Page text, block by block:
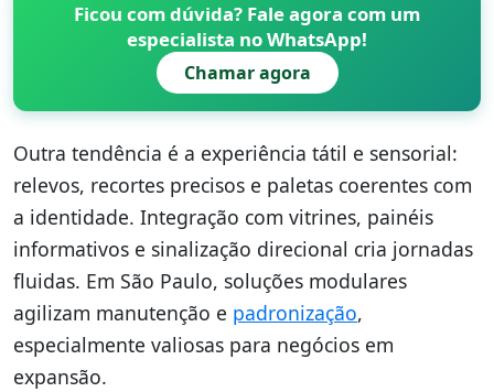
Ficou com dúvida? Fale agora com um
especialista no WhatsApp!
Chamar agora
Outra tendência é a experiência tátil e sensorial:
relevos, recortes precisos e paletas coerentes com
a identidade. Integração com vitrines, painéis
informativos e sinalização direcional cria jornadas
fluidas. Em São Paulo, soluções modulares
agilizam manutenção e padronização,
especialmente valiosas para negócios em
expansão.